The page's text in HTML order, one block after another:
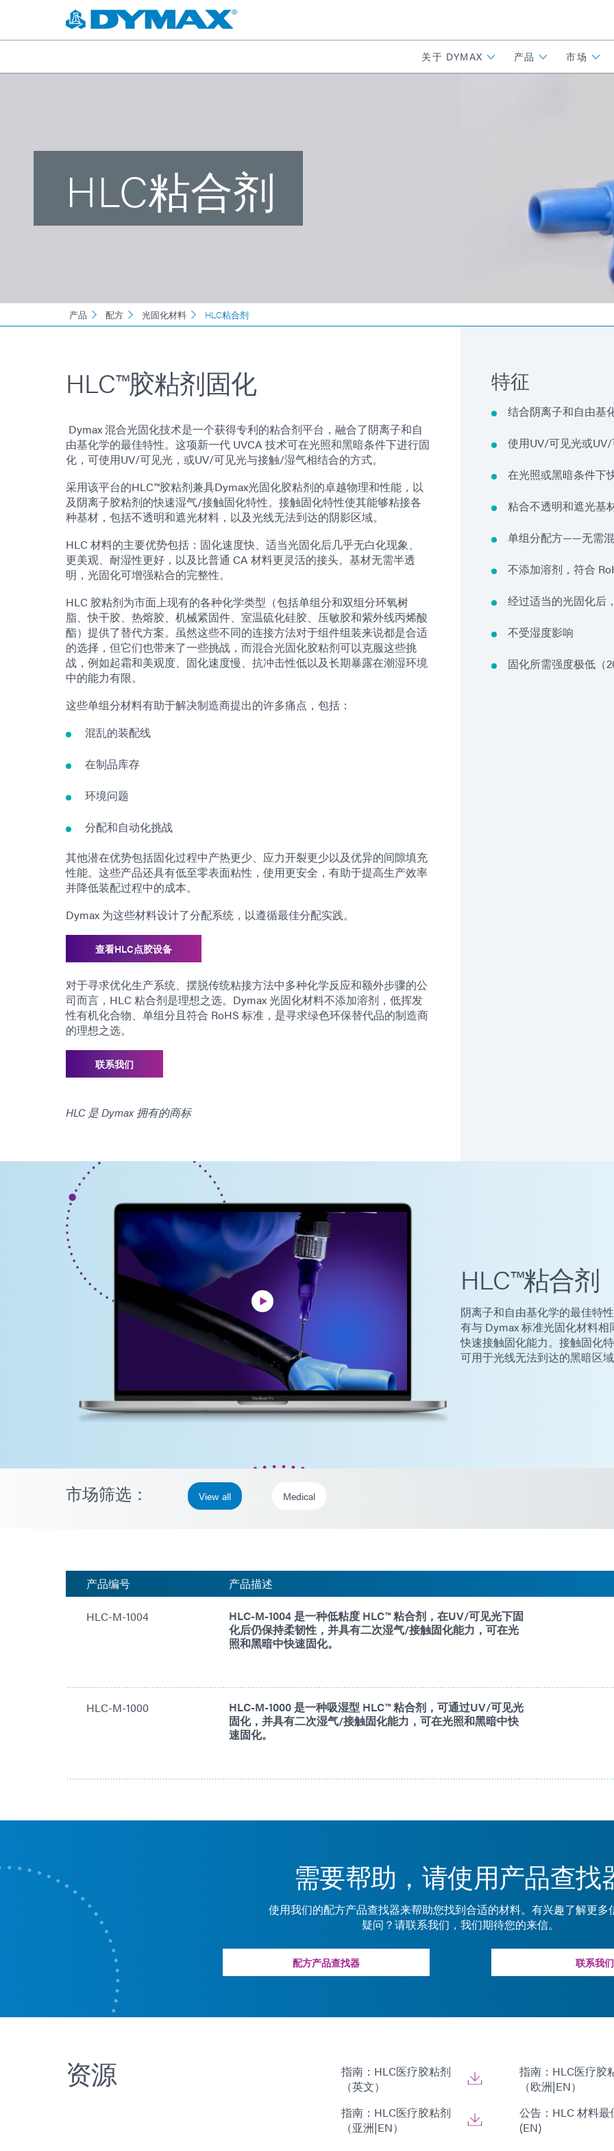
关于 DYMAX 产品 市场
HLC粘合剂
产品 配方 光固化材料 HLC粘合剂
HLC™胶粘剂固化
Dymax 混合光固化技术是一个获得专利的粘合剂平台，融合了阴离子和自
由基化学的最佳特性。这项新一代 UVCA 技术可在光照和黑暗条件下进行固
化，可使用UV/可见光，或UV/可见光与接触/湿气相结合的方式。
采用该平台的HLC™胶粘剂兼具Dymax光固化胶粘剂的卓越物理和性能，以
及阴离子胶粘剂的快速湿气/接触固化特性。接触固化特性使其能够粘接各
种基材，包括不透明和遮光材料，以及光线无法到达的阴影区域。
HLC 材料的主要优势包括：固化速度快、适当光固化后几乎无白化现象、
更美观、耐湿性更好，以及比普通 CA 材料更灵活的接头。基材无需半透
明，光固化可增强粘合的完整性。
HLC 胶粘剂为市面上现有的各种化学类型（包括单组分和双组分环氧树
脂、快干胶、热熔胶、机械紧固件、室温硫化硅胶、压敏胶和紫外线丙烯酸
酯）提供了替代方案。虽然这些不同的连接方法对于组件组装来说都是合适
的选择，但它们也带来了一些挑战，而混合光固化胶粘剂可以克服这些挑
战，例如起霜和美观度、固化速度慢、抗冲击性低以及长期暴露在潮湿环境
中的能力有限。
这些单组分材料有助于解决制造商提出的许多痛点，包括：
混乱的装配线
在制品库存
环境问题
分配和自动化挑战
其他潜在优势包括固化过程中产热更少、应力开裂更少以及优异的间隙填充
性能。这些产品还具有低至零表面粘性，使用更安全，有助于提高生产效率
并降低装配过程中的成本。
Dymax 为这些材料设计了分配系统，以遵循最佳分配实践。
查看HLC点胶设备
对于寻求优化生产系统、摆脱传统粘接方法中多种化学反应和额外步骤的公
司而言，HLC 粘合剂是理想之选。Dymax 光固化材料不添加溶剂，低挥发
性有机化合物、单组分且符合 RoHS 标准，是寻求绿色环保替代品的制造商
的理想之选。
联系我们
HLC 是 Dymax 拥有的商标
特征
结合阴离子和自由基
使用UV/可见光或
在光照或黑暗条件下
粘合不透明和遮光基
单组分配方——无需
不添加溶剂，符合
经过适当的光固化后
不受湿度影响
固化所需强度极低（
HLC™粘合剂
阴离子和自由基化学的最佳特
有与 Dymax 标准光固化材料
快速接触固化能力。接触固化
可用于光线无法到达的黑暗区
市场筛选： View all Medical
产品编号 产品描述
HLC-M-1004
HLC-M-1004 是一种低粘度 HLC™ 粘合剂，在UV/可见光下固
化后仍保持柔韧性，并具有二次湿气/接触固化能力，可在光
照和黑暗中快速固化。
HLC-M-1000
HLC-M-1000 是一种吸湿型 HLC™ 粘合剂，可通过UV/可见光
固化，并具有二次湿气/接触固化能力，可在光照和黑暗中快
速固化。
需要帮助，请使用产品查找
使用我们的配方产品查找器来帮助您找到合适的材料。有兴趣了解更多
疑问？请联系我们，我们期待您的来信。
配方产品查找器 联系我们
资源
指南：HLC医疗胶粘剂
（英文）
指南：HLC医疗胶粘剂
（亚洲|EN）
指南：HLC医疗胶
（欧洲|EN）
公告：HLC 材料最
(EN)